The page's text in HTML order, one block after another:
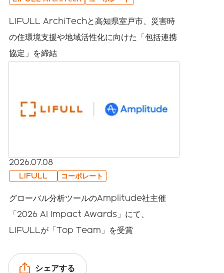
LIFULL ArchiTechと高知県室戸市、災害時
の住環境支援や地域活性化に向けた「包括連携
協定」を締結
2026.07.08
LIFULL コーポレート
グローバル分析ツールのAmplitude社主催
「2026 AI Impact Awards」にて、
LIFULLが「Top Team」を受賞
シェアする